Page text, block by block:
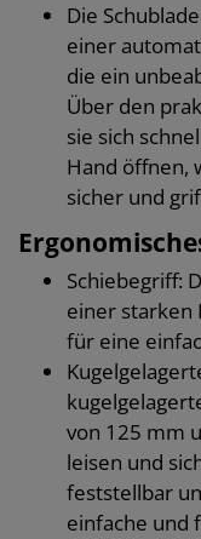
Die
einer
die ein
Über den
sie sich
Hand öffnen,
sicher und
Schiebegriff:
einer starken
für eine
von 125 mm
leisen und
feststellbar
einfache und